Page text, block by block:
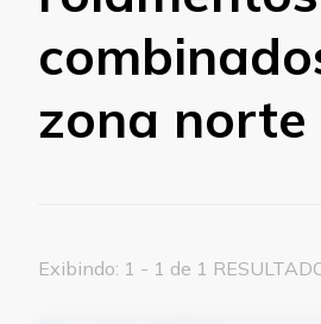
zona norte
Exibindo: 1 - 1 de 1